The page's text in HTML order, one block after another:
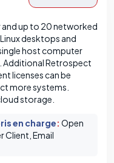
up to 20 networked
desktops and
host computer
Additional Retrospect
licenses can be
more systems.
storage.
en charge: Open
Client, Email